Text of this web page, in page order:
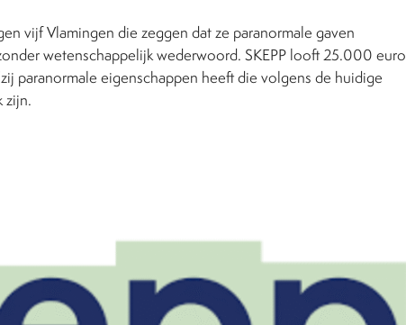
vijf Vlamingen die zeggen dat ze paranormale gaven
wetenschappelijk wederwoord. SKEPP looft 25.000 euro
paranormale eigenschappen heeft die volgens de huidige
zijn.